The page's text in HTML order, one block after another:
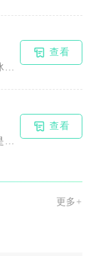
查看
查看
更多+